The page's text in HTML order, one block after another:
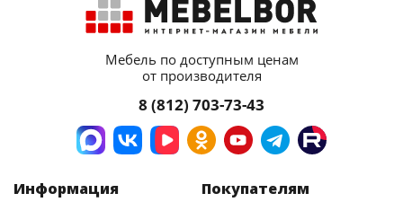
Мебель по доступным ценам
от производителя
8 (812) 703-73-43
Информация
Покупателям